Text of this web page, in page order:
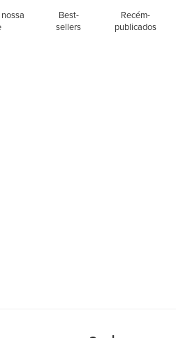
Best-
sellers
Recém-
publicados